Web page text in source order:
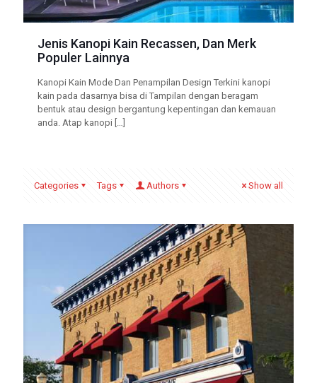
Jenis Kanopi Kain Recassen, Dan Merk
Populer Lainnya
Kanopi Kain Mode Dan Penampilan Design Terkini kanopi
kain pada dasarnya bisa di Tampilan dengan beragam
bentuk atau design bergantung kepentingan dan kemauan
anda. Atap kanopi
Categories Tags Authors Show all